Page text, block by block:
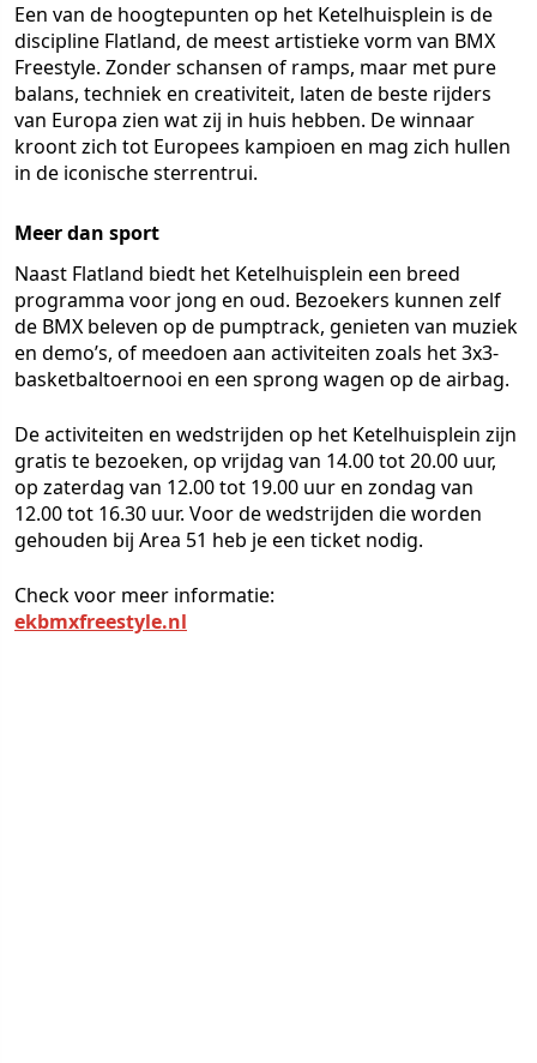
Een van de hoogtepunten op het Ketelhuisplein is de
discipline Flatland, de meest artistieke vorm van BMX
Freestyle. Zonder schansen of ramps, maar met pure
balans, techniek en creativiteit, laten de beste rijders
van Europa zien wat zij in huis hebben. De winnaar
kroont zich tot Europees kampioen en mag zich hullen
in de iconische sterrentrui.
Meer dan sport
Naast Flatland biedt het Ketelhuisplein een breed
programma voor jong en oud. Bezoekers kunnen zelf
de BMX beleven op de pumptrack, genieten van muziek
en demo’s, of meedoen aan activiteiten zoals het 3x3-
basketbaltoernooi en een sprong wagen op de airbag.
De activiteiten en wedstrijden op het Ketelhuisplein zijn
gratis te bezoeken, op vrijdag van 14.00 tot 20.00 uur,
op zaterdag van 12.00 tot 19.00 uur en zondag van
12.00 tot 16.30 uur. Voor de wedstrijden die worden
gehouden bij Area 51 heb je een ticket nodig.
Check voor meer informatie:
ekbmxfreestyle.nl